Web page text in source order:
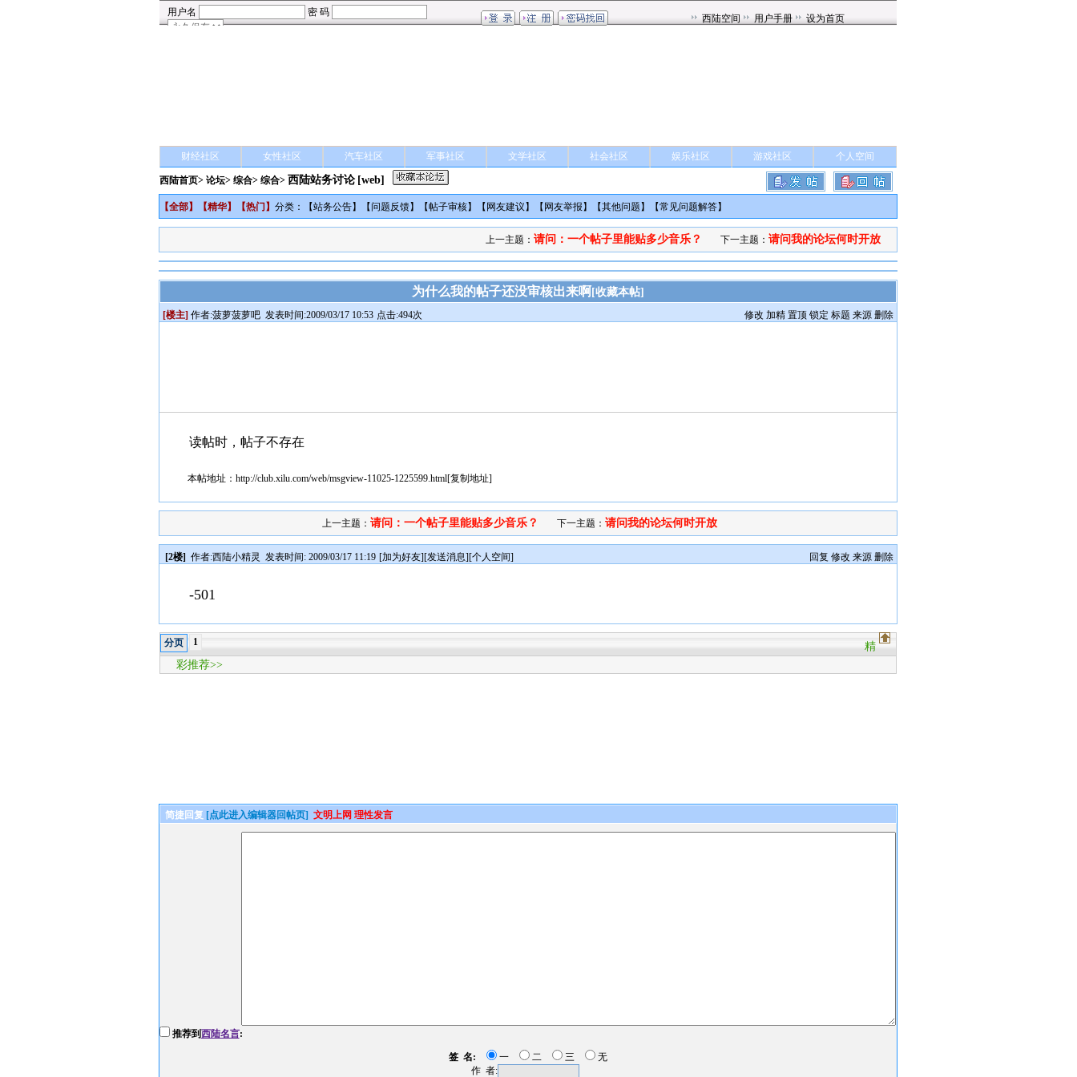
财经社区 女性社区 汽车社区 军事社区 文学社区 社会社区 娱乐社区 游戏社区 个人空间
西陆首页> 论坛> 综合> 综合> 西陆站务讨论 [web]
【全部】【精华】【热门 】 分类：【站务公告】【问题反馈】【帖子审核】【 网友建议 】【 网友举报 】【其他问题 】【常见问题解答】
上一主题： 请问：一个帖子里能贴多少音乐？ 下一主题： 请问我的论坛何时开放
为什么我的帖子还没审核出来啊[收藏本帖]
[楼主] 作者:菠萝菠萝吧 发表时间:2009/03/17 10:53 修改 加精 置顶 锁定 标题 来源 删除
点击:494次
读帖时，帖子不存在
本帖地址： http://club.xilu.com/web/msgview-11025-1225599.html[复制地址]
上一主题：请问：一个帖子里能贴多少音乐？ 下一主题：请问我的论坛何时开放
[2楼] 作者:西陆小精灵 发表时间: 2009/03/17 11:19 [加为好友][发送消息][个人空间] 回复 修改 来源 删除
-501
分页 1
精
彩推荐>>
简捷回复 [点此进入编辑器回帖页] 文明上网 理性发言
推荐到西陆名言:
签 名: 一 二 三
无
作 者: